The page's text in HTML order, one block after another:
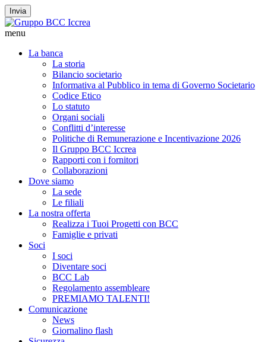
Invia
menu
La banca
La storia
Bilancio societario
Informativa al Pubblico in tema di Governo Societario
Codice Etico
Lo statuto
Organi sociali
Conflitti d’interesse
Politiche di Remunerazione e Incentivazione 2026
Il Gruppo BCC Iccrea
Rapporti con i fornitori
Collaborazioni
Dove siamo
La sede
Le filiali
La nostra offerta
Realizza i Tuoi Progetti con BCC
Famiglie e privati
Soci
I soci
Diventare soci
BCC Lab
Regolamento assembleare
PREMIAMO TALENTI!
Comunicazione
News
Giornalino flash